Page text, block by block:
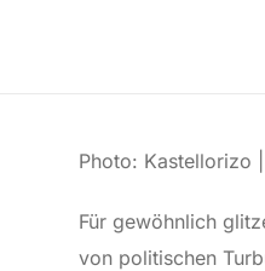
Photo: Kastellorizo |
Für gewöhnlich
von politischen